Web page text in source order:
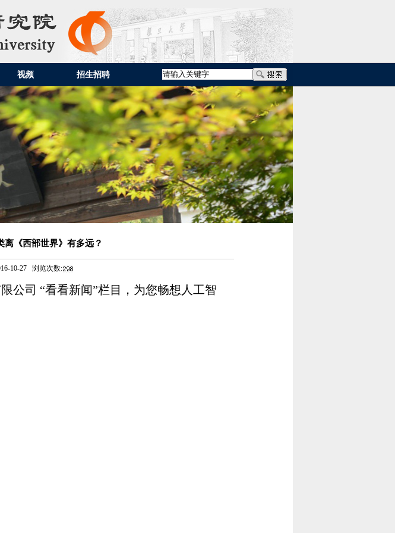
视频 招生招聘
《西部世界》有多远？
10-27 浏览次数:
公司 “看看新闻”栏目，为您畅想人工智